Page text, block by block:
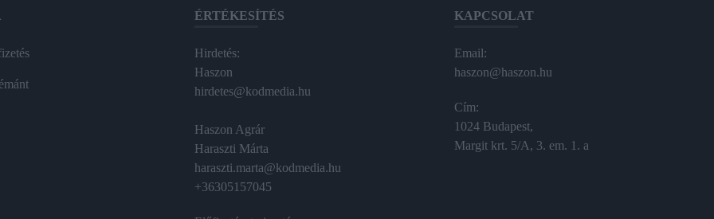
ÉRTÉKESÍTÉS
Hirdetés:
Haszon
hirdetes@kodmedia.hu
Haszon Agrár
Haraszti Márta
haraszti.marta@kodmedia.hu
+36305157045
KAPCSOLAT
Email:
haszon@haszon.hu
Cím:
1024 Budapest,
Margit krt. 5/A, 3. em. 1. a